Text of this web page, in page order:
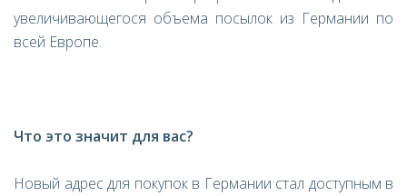
увеличивающегося объема посылок из Германии по
всей Европе.
Что это значит для вас?
Новый адрес для покупок в Германии стал доступным в